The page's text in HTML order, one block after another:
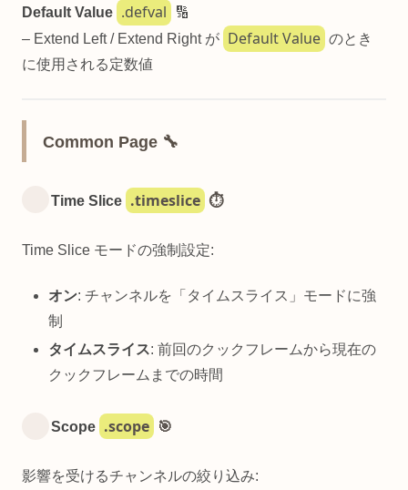
Default Value .defval
🔢
– Extend Left / Extend Right が Default Value のとき
に使用される定数値
Common Page 🔧
Time Slice .timeslice ⏱️
Time Slice モードの強制設定:
オン: チャンネルを「タイムスライス」モードに強
制
タイムスライス: 前回のクックフレームから現在の
クックフレームまでの時間
Scope .scope 🎯
影響を受けるチャンネルの絞り込み: